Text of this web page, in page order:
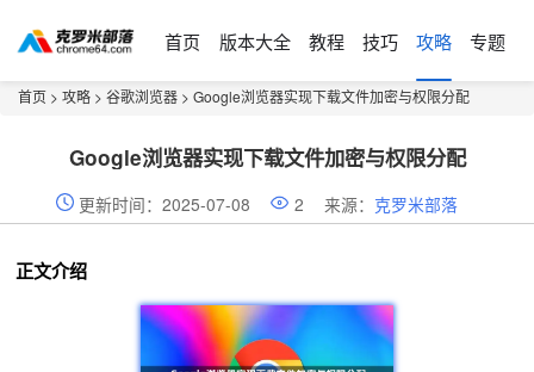
首页 版本大全 教程 技巧 攻略 专题
首页 > 攻略 > 谷歌浏览器 > Google浏览器实现下载文件加密与权限分配
Google浏览器实现下载文件加密与权限分配
更新时间：2025-07-08 2 来源： 克罗米部落
正文介绍